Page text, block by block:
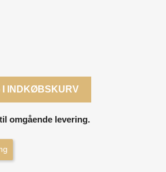
INDKØBSKURV
omgående levering.